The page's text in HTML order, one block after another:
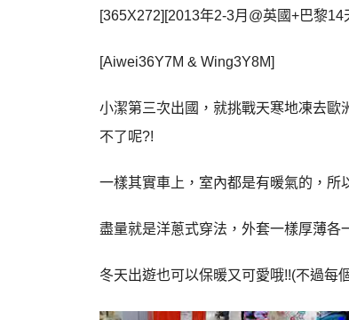
[365X272][2013年2-3月@英國+巴黎
[Aiwei36Y7M & Wing3Y8M]
小潔第三次出國，就挑戰天寒地凍去
不了呢?!
一樣其實車上，室內都是有暖氣的，所
盡量就是洋蔥式穿法，外套一樣厚薄各
冬天出遊也可以保暖又可愛哦!!(不過每